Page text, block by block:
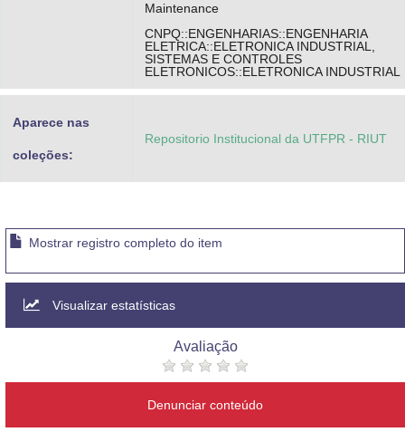
Maintenance
CNPQ::ENGENHARIAS::ENGENHARIA
ELETRICA::ELETRONICA INDUSTRIAL,
SISTEMAS E CONTROLES
ELETRONICOS::ELETRONICA INDUSTRIAL
Aparece nas
coleções:
Repositorio Institucional da UTFPR - RIUT
Mostrar registro completo do item
Visualizar estatísticas
Avaliação
Denunciar conteúdo